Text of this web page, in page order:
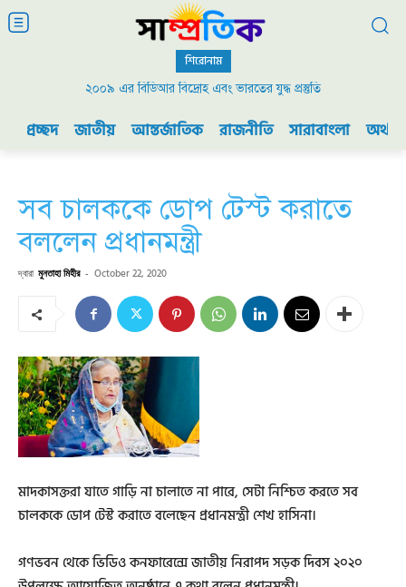
শিরোনাম
২০০৯ এর বিডিআর বিদ্রোহ এবং ভারতের যুদ্ধ প্রস্তুতি
প্রচ্ছদ জাতীয় আন্তর্জাতিক রাজনীতি সারাবাংলা
সব চালককে ডোপ টেস্ট করাতে
বললেন প্রধানমন্ত্রী
দ্বারা মুনতাহা মিহীর - October 22, 2020
মাদকাসক্তরা যাতে গাড়ি না চালাতে না পারে, সেটা নিশ্চিত করতে সব
চালককে ডোপ টেস্ট করাতে বলেছেন প্রধানমন্ত্রী শেখ হাসিনা।
গণভবন থেকে ভিডিও কনফারেন্সে জাতীয় নিরাপদ সড়ক দিবস ২০২০